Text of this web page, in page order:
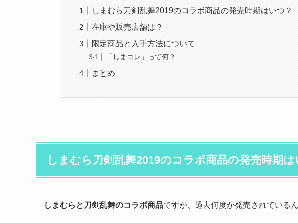
しまむら刀剣乱舞2019のコラボ商品の発売時期はいつ？
在庫や販売店舗は？
限定商品と入手方法について
「しまコレ」って何？
まとめ
しまむら刀剣乱舞2019のコラボ商品の発売時期は
しまむらと刀剣乱舞のコラボ商品ですが、過去何度か発売されているん